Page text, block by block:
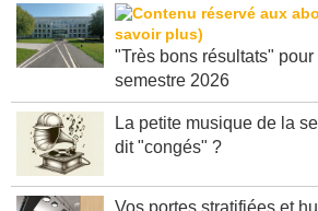
"Très bons résultats" pour
La petite musique de la